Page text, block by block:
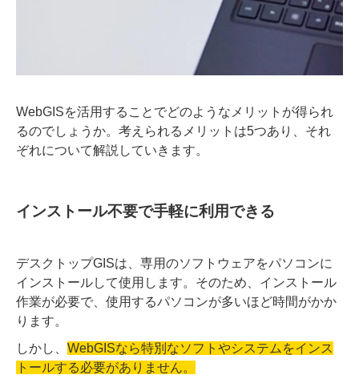
WebGISを活用することでどのようなメリットが得られ
るのでしょうか。考えられるメリットは5つあり、それ
ぞれについて解説していきます。
インストール不要で手軽に利用できる
デスクトップGISは、専用のソフトウェアをパソコンに
インストールして使用します。そのため、インストール
作業が必要で、使用するパソコンが多いほど時間がかか
ります。
しかし、 WebGISなら特別なソフトやシステムをインス
トールする必要がありません。